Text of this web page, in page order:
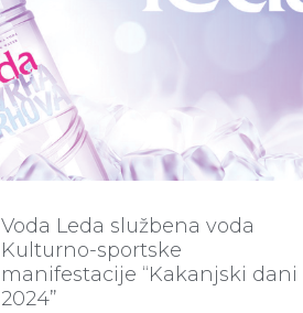
Voda Leda službena voda
Kulturno-sportske
manifestacije “Kakanjski dani
2024”